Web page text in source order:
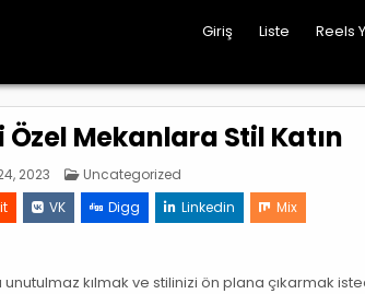
Giriş Liste Reels
Mekanlara Stil Katın
2023 Posted
Uncategorized
VK Digg Linkedin Mix
kılmak ve stilinizi ön plana çıkarmak